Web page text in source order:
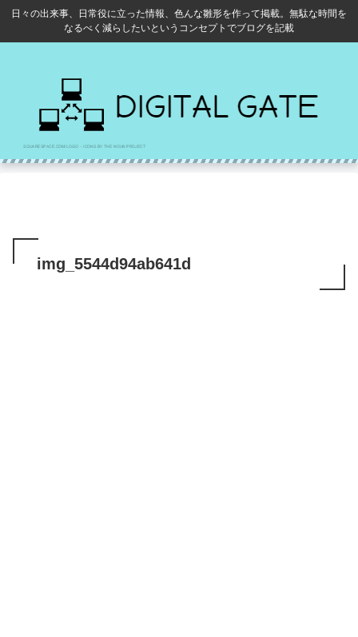
日々の出来事、日常役に立った情報、色んな雛形を作って掲載。無駄な時間を
なるべく減らしたいというコンセプトでブログを記載
img_5544d94ab641d